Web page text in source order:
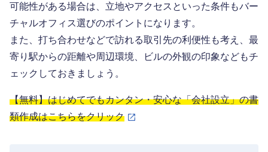
可能性がある場合は、立地やアクセスといった条件もバー
チャルオフィス選びのポイントになります。
また、打ち合わせなどで訪れる取引先の利便性も考え、最
寄り駅からの距離や周辺環境、ビルの外観の印象などもチ
ェックしておきましょう。
【無料】はじめてでもカンタン・安心な「会社設立」の書
類作成はこちらをクリック